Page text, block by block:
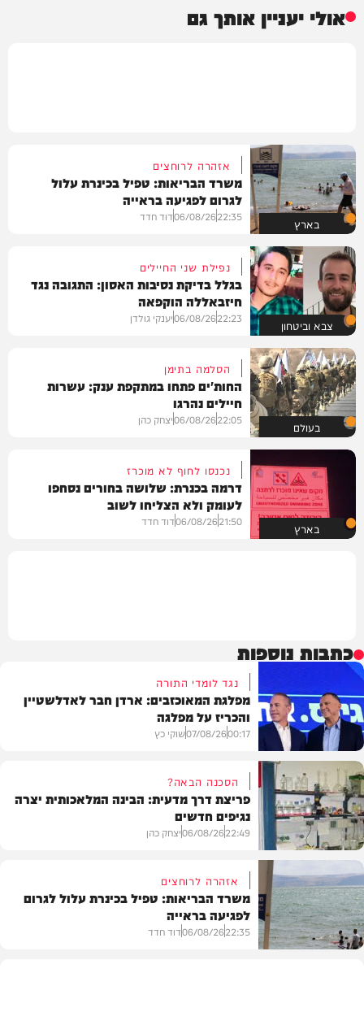
אולי יעניין אותך גם
בארץ
אזהרה לרוחצים
משרד הבריאות: טפיל בכינרת עלול
לגרום לפגיעה בראייה
22:35
06/08/26דוד חדד
צבא וביטחון
נפילת שני החיילים
בגלל בדיקת נסיבות האסון: התגובה נגד
חיזבאללה הוקפאה
22:23
06/08/26יענקי גולדן
בעולם
הסלמה בתימן
החות'ים פתחו במתקפת ענק: עשרות
חיילים נהרגו
22:05
06/08/26יצחק כהן
בארץ
נכנסו לחוף לא מוכרז
דרמה בכנרת: שלושה בחורים נסחפו
לעומק ולא הצליחו לשוב
21:50
06/08/26דוד חדד
כתבות נוספות
פוליטי
נגד לומדי התורה
מפלגת המאוכזבים: ארדן חבר לאדלשטיין
והכריז על מפלגה
00:17
07/08/26שוקי כץ
בריאות
הסכנה הבאה?
פריצת דרך מדעית: הבינה המלאכותית יצרה
נגיפים חדשים
22:49
06/08/26יצחק כהן
אזהרה לרוחצים
משרד הבריאות: טפיל בכינרת עלול לגרום
לפגיעה בראייה
22:35
06/08/26דוד חדד